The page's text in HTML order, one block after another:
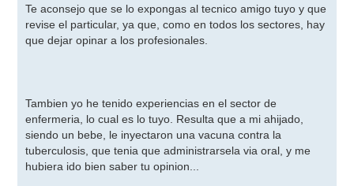
n
a
e
Te aconsejo que se lo expongas al tecnico amigo tuyo y que
revise el particular, ya que, como en todos los sectores, hay
que dejar opinar a los profesionales.
Tambien yo he tenido experiencias en el sector de
enfermeria, lo cual es lo tuyo. Resulta que a mi ahijado,
siendo un bebe, le inyectaron una vacuna contra la
tuberculosis, que tenia que administrarsela via oral, y me
hubiera ido bien saber tu opinion...